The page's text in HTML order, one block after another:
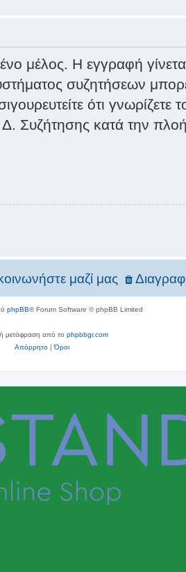
μέλος. Η εγγραφή
συζητήσεων
ότι γνωρίζετε
Συζήτησης κατά την
μαζί μας
phpBB® Forum Software © phpBB Limited
μετάφραση από το phpbbgr.com
Απόρρητο|Όροι